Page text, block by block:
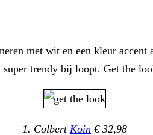
met wit en een kleur
trendy bij loopt. Get the
1. Colbert Koin € 32,98